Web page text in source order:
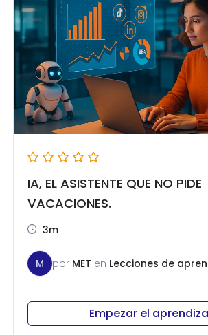
IA, EL ASISTENTE QUE NO PIDE
VACACIONES.
3m
M por MET en Lecciones de
Empezar el